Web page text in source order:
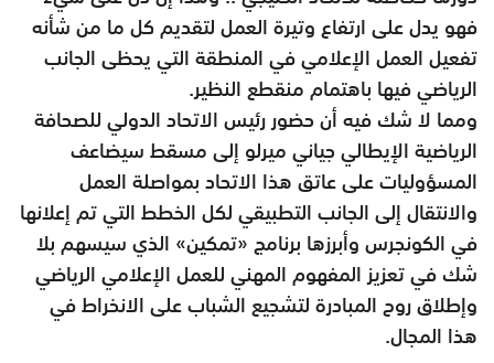
فهو يدل على ارتفاع وتيرة العمل لتقديم كل ما من شأنه
تفعيل العمل الإعلامي في المنطقة التي يحظى الجانب
الرياضي فيها باهتمام منقطع النظير.
ومما لا شك فيه أن حضور رئيس الاتحاد الدولي للصحافة
الرياضية الإيطالي جياني ميرلو إلى مسقط سيضاعف
المسؤوليات على عاتق هذا الاتحاد بمواصلة العمل
والانتقال إلى الجانب التطبيقي لكل الخطط التي تم إعلانها
في الكونجرس وأبرزها برنامج «تمكين» الذي سيسهم بلا
شك في تعزيز المفهوم المهني للعمل الإعلامي الرياضي
وإطلاق روح المبادرة لتشجيع الشباب على الانخراط في
هذا المجال.